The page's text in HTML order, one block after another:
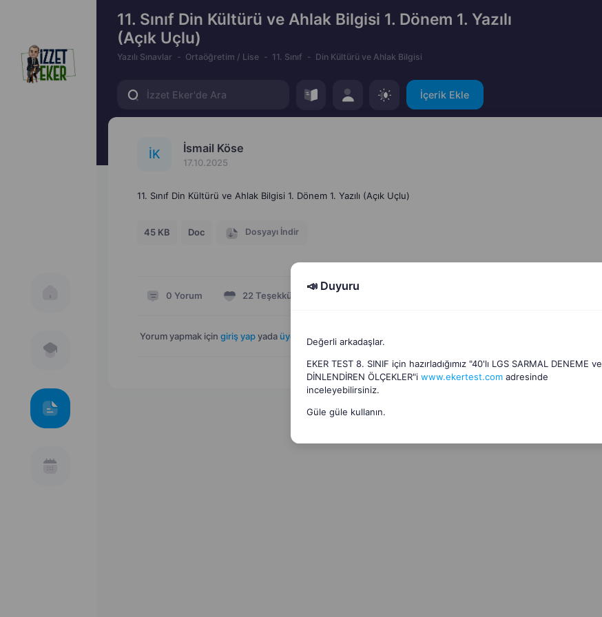
11. Sınıf Din Kültürü ve Ahlak Bilgisi 1. Dönem 1. Yazılı
(Açık Uçlu)
Yazılı Sınavlar Ortaöğretim / Lise 11. Sınıf Din Kültürü ve Ahlak Bilgisi
İçerik Ekle
İK İsmail Köse
17.10.2025
11. Sınıf Din Kültürü ve Ahlak Bilgisi 1. Dönem 1. Yazılı (Açık Uçlu)
45 KB Doc Dosyayı İndir
0 Yorum 22 Teşekkür Hata Bildir
Yorum yapmak için giriş yap yada üye ol .
📣 Duyuru
Değerli arkadaşlar.
EKER TEST 8. SINIF için hazırladığımız "40'lı LGS SARMAL DENEME ve
DİNLENDİREN ÖLÇEKLER"i www.ekertest.comadresinde
inceleyebilirsiniz.
Güle güle kullanın.